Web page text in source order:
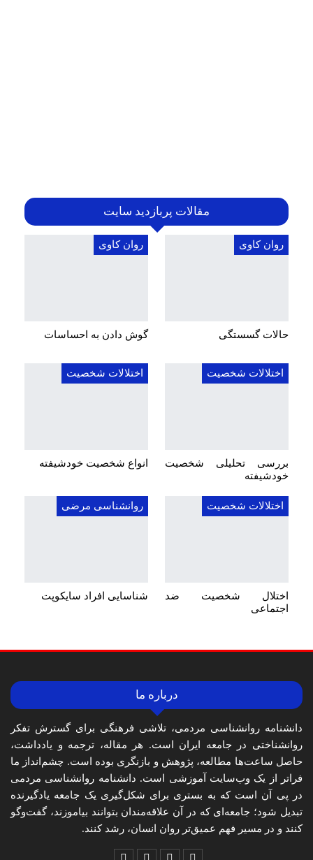
مقالات پربازدید سایت
روان کاوی
حالات گسستگی
روان کاوی
گوش دادن به احساسات
اختلالات شخصیت
بررسی تحلیلی شخصیت
خودشیفته
اختلالات شخصیت
انواع شخصیت خودشیفته
اختلالات شخصیت
اختلال شخصیت ضد
اجتماعی
روانشناسی مرضی
شناسایی افراد سایکوپت
درباره ما
دانشنامه روانشناسی مردمی، تلاشی فرهنگی برای گسترش تفکر
روانشناختی در جامعه ایران است. هر مقاله، ترجمه و یادداشت،
حاصل ساعت‌ها مطالعه، پژوهش و بازنگری بوده است. چشم‌انداز ما
فراتر از یک وب‌سایت آموزشی است. دانشنامه روانشناسی مردمی
در پی آن است که به بستری برای شکل‌گیری یک جامعه یادگیرنده
تبدیل شود؛ جامعه‌ای که در آن علاقه‌مندان بتوانند بیاموزند، گفت‌وگو
کنند و در مسیر فهم عمیق‌تر روان انسان، رشد کنند.